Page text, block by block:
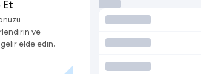
Et
ve
elde edin.